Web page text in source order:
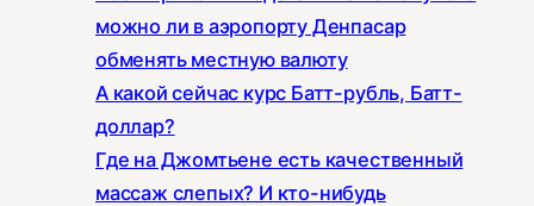
можно ли в аэропорту Денпасар
обменять местную валюту
А какой сейчас курс Батт-рубль, Батт-
доллар?
Где на Джомтьене есть качественный
массаж слепых? И кто-нибудь